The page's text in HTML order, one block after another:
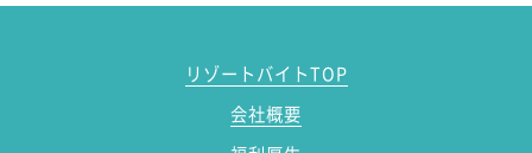
リゾートバイトTOP
会社概要